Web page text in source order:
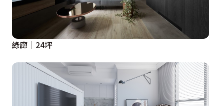
綠廊│24坪